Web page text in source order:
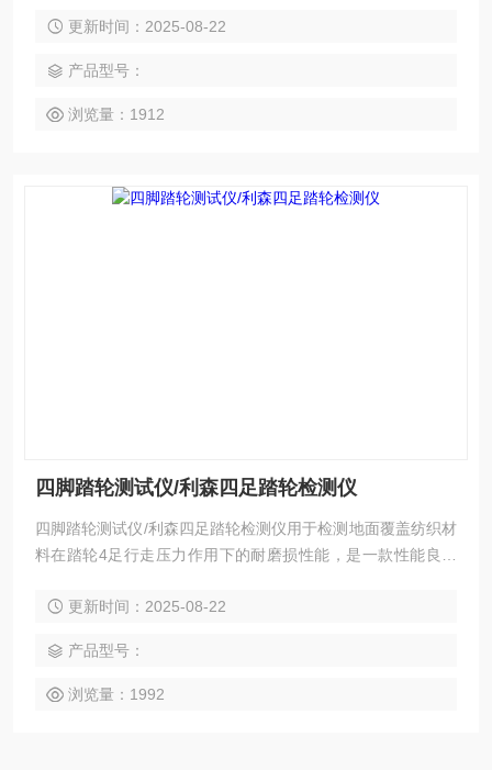
更新时间：2025-08-22
产品型号：
浏览量：1912
四脚踏轮测试仪/利森四足踏轮检测仪
四脚踏轮测试仪/利森四足踏轮检测仪用于检测地面覆盖纺织材
料在踏轮4足行走压力作用下的耐磨损性能，是一款性能良好
更新时间：2025-08-22
产品型号：
浏览量：1992